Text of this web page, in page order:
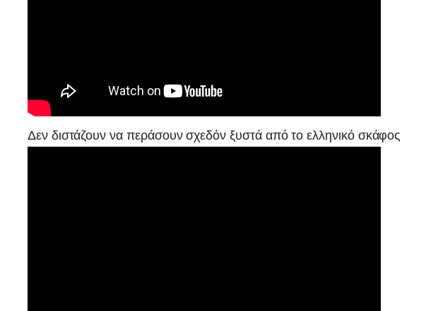
Δεν διστάζουν να περάσουν σχεδόν ξυστά από το ελληνικό σκάφος